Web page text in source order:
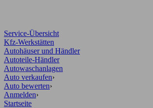
Service-Übersicht
Kfz-Werkstätten
Autohäuser und Händler
Autoteile-Händler
Autowaschanlagen
Auto verkaufen›
Auto bewerten›
Anmelden›
Startseite